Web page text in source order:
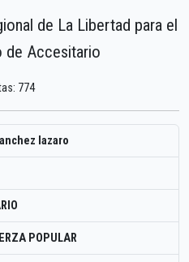
de La Libertad para el
de Accesitario
774
lazaro
POPULAR